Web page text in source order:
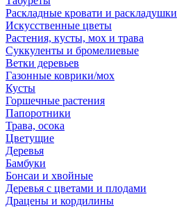
Раскладные кровати и раскладушки
Искусственные цветы
Растения, кусты, мох и трава
Суккуленты и бромелиевые
Ветки деревьев
Газонные коврики/мох
Кусты
Горшечные растения
Папоротники
Трава, осока
Цветущие
Деревья
Бамбуки
Бонсаи и хвойные
Деревья с цветами и плодами
Драцены и кордилины